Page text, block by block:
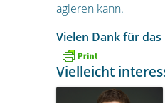
agieren kann.
Vielen Dank für
Vielleicht